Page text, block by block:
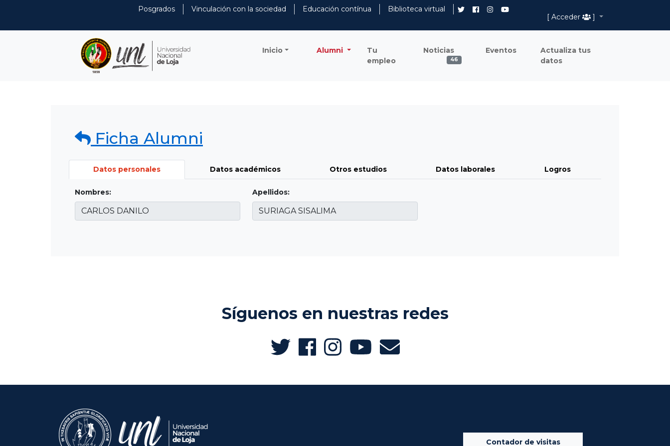
Posgrados Vinculación con la sociedad Educación contínua
Biblioteca virtual
[ Acceder
]
Inicio Alumni
Tu
empleo
Noticias
46
Eventos
Actualiza tus
datos
Ficha Alumni
Datos personales Datos académicos Otros estudios Datos laborales Logros
Nombres: Apellidos:
Síguenos en nuestras redes
Contador de visitas